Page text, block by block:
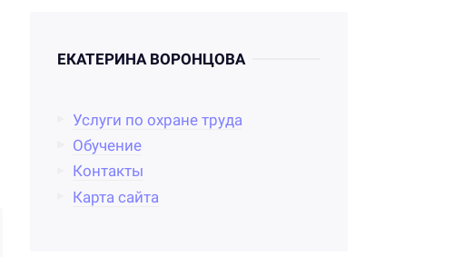
ЕКАТЕРИНА ВОРОНЦОВА
Услуги по охране труда
Обучение
Контакты
Карта сайта